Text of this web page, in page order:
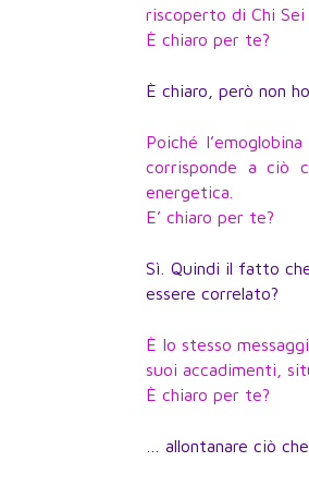
riscoperto di Chi
È chiaro per te?
È chiaro, però non
Poiché
corrisponde a ciò
energetica.
E’ chiaro per te?
Sì. Quindi il fatto
essere correlato?
È lo stesso
suoi accadimenti,
È chiaro per te?
… allontanare ciò